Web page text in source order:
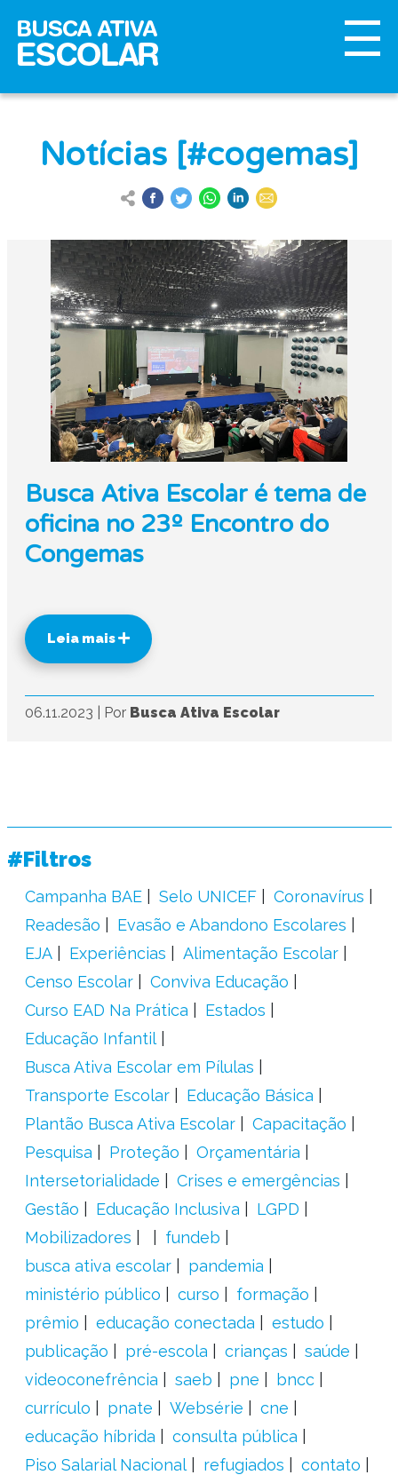
Notícias [#cogemas]
Busca Ativa Escolar é tema de
oficina no 23º Encontro do
Congemas
Leia mais
06.11.2023 Por Busca Ativa Escolar
#Filtros
Campanha BAE Selo UNICEF
Coronavírus
Readesão
Evasão e Abandono Escolares
EJA
Experiências
Alimentação Escolar
Censo Escolar
Conviva Educação
Curso EAD Na Prática
Estados
Educação Infantil
Busca Ativa Escolar em Pílulas
Transporte Escolar
Educação Básica
Plantão Busca Ativa Escolar
Capacitação
Pesquisa
Proteção
Orçamentária
Intersetorialidade
Crises e emergências
Gestão
Educação Inclusiva
LGPD
Mobilizadores
fundeb
busca ativa escolar
pandemia
ministério público
curso
formação
prêmio
educação conectada
estudo
publicação
pré-escola crianças
saúde
videoconefrência
saeb pne
bncc
currículo
pnate Websérie
cne
educação híbrida
consulta pública
Piso Salarial Nacional
refugiados
contato